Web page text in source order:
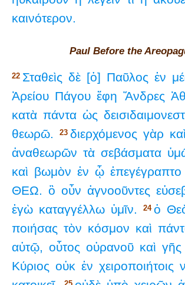
καινότερον.
Paul Before the
22 Σταθεὶς δὲ [ὁ] Παῦλος ἐν
Ἀρείου Πάγου ἔφη Ἄνδρες
κατὰ πάντα ὡς
θεωρῶ.
23 διερχόμενος γὰρ καὶ
ἀναθεωρῶν τὰ σεβάσματα
καὶ βωμὸν ἐν ᾧ ἐπεγέγραπτο
ΘΕΩ. ὃ οὖν ἀγνοοῦντες
ἐγὼ καταγγέλλω ὑμῖν. 24 ὁ
ποιήσας τὸν κόσμον καὶ
αὐτῷ, οὗτος οὐρανοῦ καὶ γῆς
Κύριος οὐκ ἐν χειροποιήτοις